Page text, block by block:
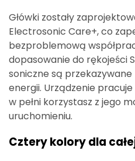
Główki zostały
Electrosonic Care+, co
bezproblemową
dopasowanie do rękojeści
soniczne są przekazywane
energii. Urządzenie
w pełni korzystasz z jego
uruchomieniu.
Cztery kolory dla